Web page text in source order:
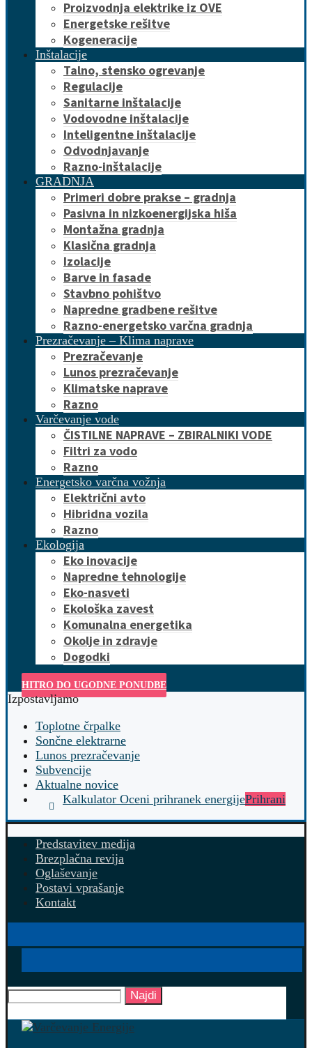
Proizvodnja elektrike iz OVE
Energetske rešitve
Kogeneracije
Inštalacije
Talno, stensko ogrevanje
Regulacije
Sanitarne inštalacije
Vodovodne inštalacije
Inteligentne inštalacije
Odvodnjavanje
Razno-inštalacije
GRADNJA
Primeri dobre prakse – gradnja
Pasivna in nizkoenergijska hiša
Montažna gradnja
Klasična gradnja
Izolacije
Barve in fasade
Stavbno pohištvo
Napredne gradbene rešitve
Razno-energetsko varčna gradnja
Prezračevanje – Klima naprave
Prezračevanje
Lunos prezračevanje
Klimatske naprave
Razno
Varčevanje vode
ČISTILNE NAPRAVE – ZBIRALNIKI VODE
Filtri za vodo
Razno
Energetsko varčna vožnja
Električni avto
Hibridna vozila
Razno
Ekologija
Eko inovacije
Napredne tehnologije
Eko-nasveti
Ekološka zavest
Komunalna energetika
Okolje in zdravje
Dogodki
HITRO DO UGODNE PONUDBE
Izpostavljamo
Toplotne črpalke
Sončne elektrarne
Lunos prezračevanje
Subvencije
Aktualne novice
Kalkulator Oceni prihranek energijePrihrani
Predstavitev medija
Brezplačna revija
Oglaševanje
Postavi vprašanje
Kontakt
Najdi